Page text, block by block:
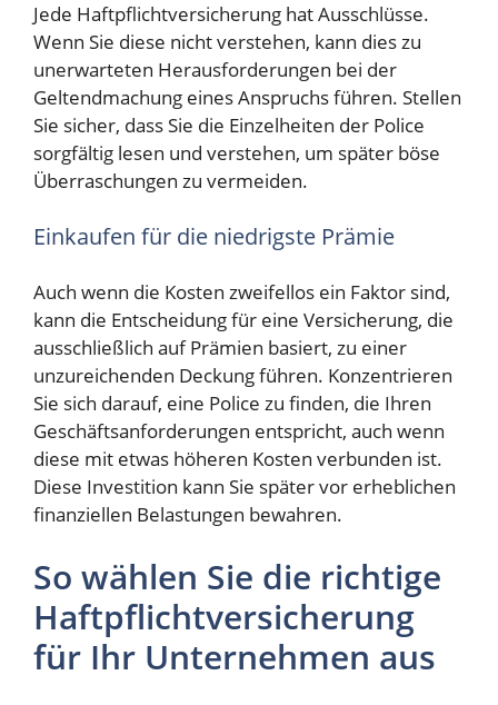
Jede Haftpflichtversicherung hat Ausschlüsse.
Wenn Sie diese nicht verstehen, kann dies zu
unerwarteten Herausforderungen bei der
Geltendmachung eines Anspruchs führen. Stellen
Sie sicher, dass Sie die Einzelheiten der Police
sorgfältig lesen und verstehen, um später böse
Überraschungen zu vermeiden.
Einkaufen für die niedrigste Prämie
Auch wenn die Kosten zweifellos ein Faktor sind,
kann die Entscheidung für eine Versicherung, die
ausschließlich auf Prämien basiert, zu einer
unzureichenden Deckung führen. Konzentrieren
Sie sich darauf, eine Police zu finden, die Ihren
Geschäftsanforderungen entspricht, auch wenn
diese mit etwas höheren Kosten verbunden ist.
Diese Investition kann Sie später vor erheblichen
finanziellen Belastungen bewahren.
So wählen Sie die richtige
Haftpflichtversicherung
für Ihr Unternehmen aus